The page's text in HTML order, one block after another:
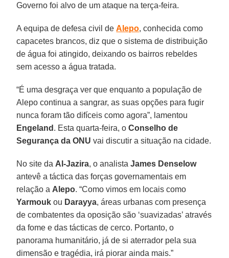
Governo foi alvo de um ataque na terça-feira.
A equipa de defesa civil deAlepo, conhecida como
capacetes brancos, diz que o sistema de distribuição
de água foi atingido, deixando os bairros rebeldes
sem acesso a água tratada.
“É uma desgraça ver que enquanto a população de
Alepo continua a sangrar, as suas opções para fugir
nunca foram tão difíceis como agora”, lamentou
Engeland . Esta quarta-feira, oConselho de
Segurança da ONU vai discutir a situação na cidade.
No site da Al-Jazira, o analistaJames Denselow
antevê a táctica das forças governamentais em
relação a Alepo. “Como vimos em locais como
Yarmouk ou Darayya, áreas urbanas com presença
de combatentes da oposição são ‘suavizadas’ através
da fome e das tácticas de cerco. Portanto, o
panorama humanitário, já de si aterrador pela sua
dimensão e tragédia, irá piorar ainda mais.”